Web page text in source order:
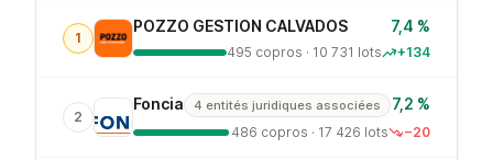
1
POZZO GESTION CALVADOS 7,4 %
495 copros · 10 731 lots +134
2
Foncia 4 entités juridiques associées 7,2 %
486 copros · 17 426 lots −20